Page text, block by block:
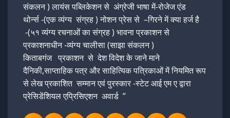
संकलन ) लायंस पब्लिकेशन से अंग्रेजी भाषा में-रोजेज एंड
थोर्न्स -(एक व्यंग्य संग्रह ) नोशन प्रेस से –गिरने में क्या हर्ज है
-(५१ व्यंग्य रचनाओं का संग्रह ) भावना प्रकाशन से
प्रकाशनाधीन -व्यंग्य चालीसा (साझा संकलन )
किताबगंज प्रकाशन से देश विदेश के जाने माने
दैनिकी,साप्ताहिक पत्र और साहित्यिक पत्रिकाओं में नियमित रूप
से लेख प्रकाशित सम्मान एवं पुरस्कार -स्टेट आई एम ए द्वारा
प्रेसिडेंशियल एप्रिसिएशन अवार्ड ”